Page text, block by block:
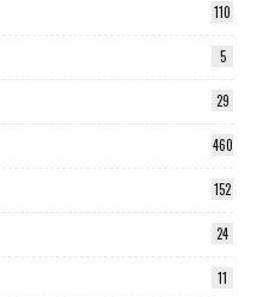
110
5
29
460
152
24
11